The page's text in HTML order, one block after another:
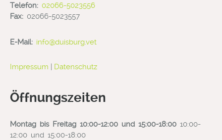
Telefon: 02066-5023556
Fax: 02066-5023557
E-Mail: info@duisburg.vet
Impressum | Datenschutz
Öffnungszeiten
Montag bis Freitag 10:00-12:00 und 15:00-18:00 10:00-
12:00 und 15:00-18:00